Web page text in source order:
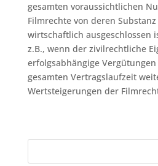
gesamten voraussichtlichen
Filmrechte von deren
wirtschaftlich ausgeschlossen
z.B., wenn der zivilrechtliche
erfolgsabhängige
gesamten Vertragslaufzeit
Wertsteigerungen der